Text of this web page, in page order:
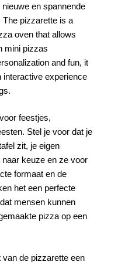
en spannende
The pizzarette is a
oven that allows
mini pizzas
and fun, it
interactive experience
feestjes,
Stel je voor dat je
zit, je eigen
naar keuze en ze voor
formaat en de
het een perfecte
mensen kunnen
pizza op een
de pizzarette een